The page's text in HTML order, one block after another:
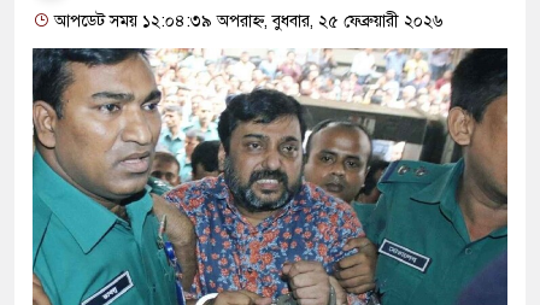
আপডেট সময় ১২:০৪:৩৯ অপরাহ্ন, বুধবার, ২৫ ফেব্রুয়ারী ২০২৬